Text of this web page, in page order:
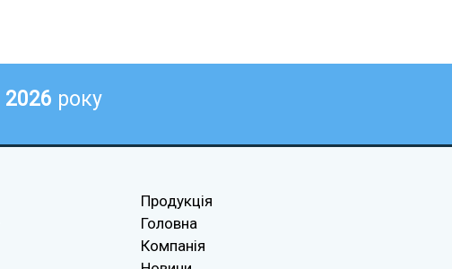
2026 року
Продукція
Головна
Компанія